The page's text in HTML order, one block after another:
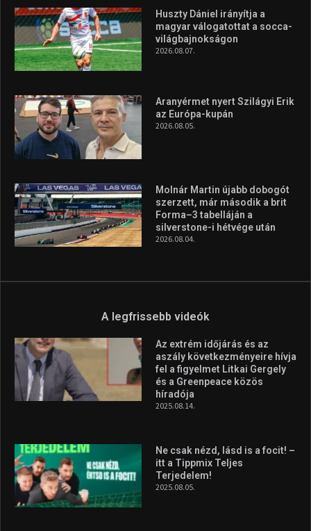
Huszty Dániel irányítja a
magyar válogatottat a socca-
világbajnokságon
2026.08.07.
Aranyérmet nyert Szilágyi Erik
az Európa-kupán
2026.08.05.
Molnár Martin újabb dobogót
szerzett, már második a brit
Forma–3 tabelláján a
silverstone-i hétvége után
2026.08.04.
A legfrissebb videók
Az extrém időjárás és az
aszály következményeire hívja
fel a figyelmet Litkai Gergely
és a Greenpeace közös
híradója
2025.08.14.
Ne csak nézd, lásd is a focit! –
itt a Tippmix Teljes
Terjedelem!
2025.08.05.